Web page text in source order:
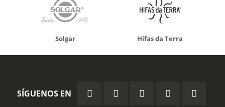
Solgar Hifas da Terra
SÍGUENOS EN